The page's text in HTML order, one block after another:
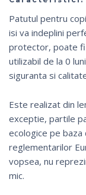
Patutul pentru
isi va indeplini
protector, poate fi
utilizabil de la 0
siguranta si
Este realizat din
exceptie, partile
ecologice pe
reglementarilor
vopsea, nu
mic.